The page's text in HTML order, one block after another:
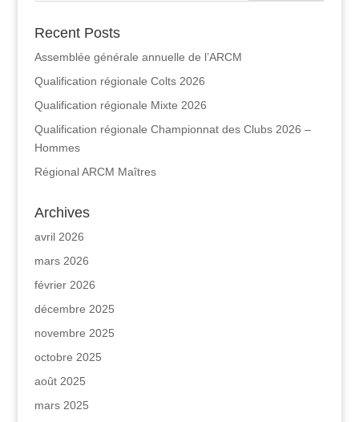
Recent Posts
Assemblée générale annuelle de l’ARCM
Qualification régionale Colts 2026
Qualification régionale Mixte 2026
Qualification régionale Championnat des Clubs 2026 –
Hommes
Régional ARCM Maîtres
Archives
avril 2026
mars 2026
février 2026
décembre 2025
novembre 2025
octobre 2025
août 2025
mars 2025